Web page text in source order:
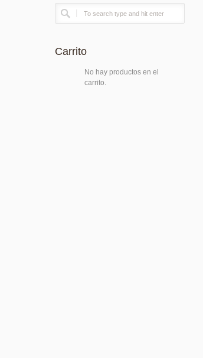
Carrito
No hay productos en el
carrito.